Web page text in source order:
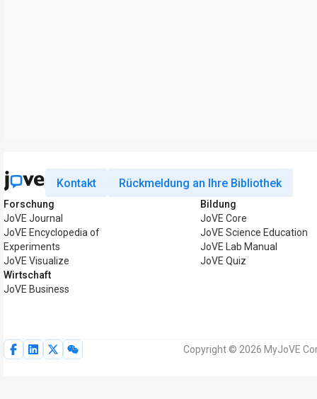
Kontakt Rückmeldung an Ihre Bibliothek
Forschung
JoVE Journal
JoVE Encyclopedia of
Experiments
JoVE Visualize
Wirtschaft
JoVE Business
Bildung
JoVE Core
JoVE Science Education
JoVE Lab Manual
JoVE Quiz
Copyright © 2026 MyJoVE